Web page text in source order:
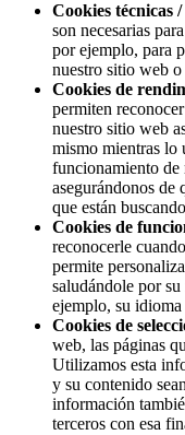
Cookies técnicas
son necesarias
por ejemplo, para
nuestro sitio web
Cookies de
permiten
nuestro sitio web
mismo mientras lo
funcionamiento de
asegurándonos de
que están
Cookies de
reconocerle
permite
saludándole por
ejemplo, su
Cookies de
web, las páginas
Utilizamos esta
y su contenido
información
terceros con esa